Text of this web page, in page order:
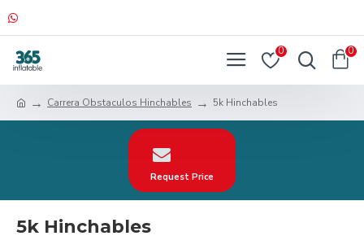
0 0
Carrera Obstaculos Hinchables 5k Hinchables
Request Price
5k Hinchables